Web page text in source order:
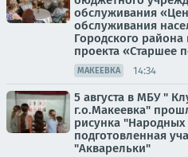
обслуживания
обслуживания
Городского
проекта «Старшее
МАКЕЕВКА 14:34
5 августа в МБУ "
г.о.Макеевка"
рисунка
подготовленная
"Акварельки"